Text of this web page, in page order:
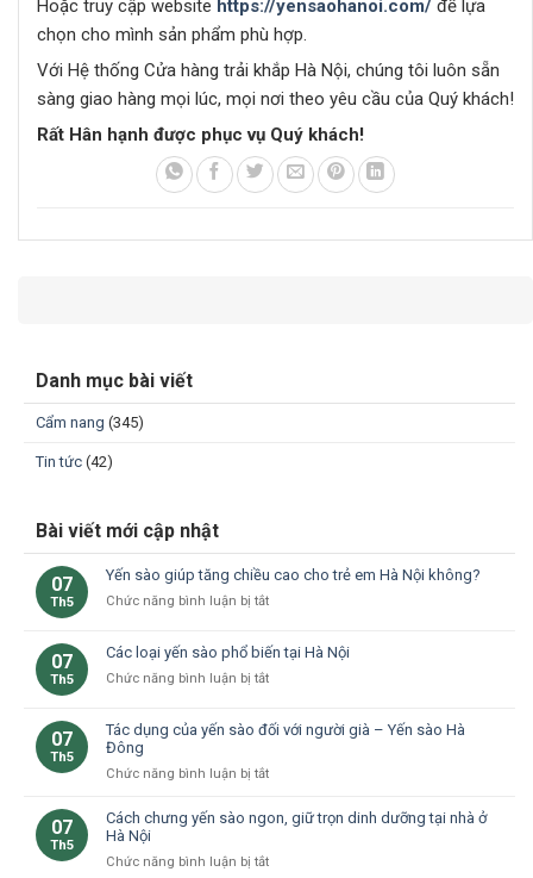
Hoặc truy cập website https://yensaohanoi.com/ để lựa
chọn cho mình sản phẩm phù hợp.
Với Hệ thống Cửa hàng trải khắp Hà Nội, chúng tôi luôn sẵn
sàng giao hàng mọi lúc, mọi nơi theo yêu cầu của Quý khách!
Rất Hân hạnh được phục vụ Quý khách!
Danh mục bài viết
Cẩm nang (345)
Tin tức (42)
Bài viết mới cập nhật
07
Th5
Yến sào giúp tăng chiều cao cho trẻ em Hà Nội không?
Chức năng bình luận bị tắtở
giúp
tăng
cao
em
Nội
07
Th5
Các loại yến sào phổ biến tại Hà Nội
Chức năng bình luận bị tắtở
yến
phổ
tại
Nội
07
Th5
Tác dụng của yến sào đối với người già – Yến sào Hà
Đông
Chức năng bình luận bị tắtở
dụng
07
Th5
Cách chưng yến sào ngon, giữ trọn dinh dưỡng tại nhà ở
Hà Nội
Chức năng bình luận bị tắtở